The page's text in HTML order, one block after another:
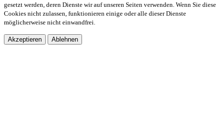
gesetzt werden, deren Dienste wir auf unseren Seiten verwenden. Wenn Sie diese
Cookies nicht zulassen, funktionieren einige oder alle dieser Dienste
möglicherweise nicht einwandfrei.
Akzeptieren Ablehnen